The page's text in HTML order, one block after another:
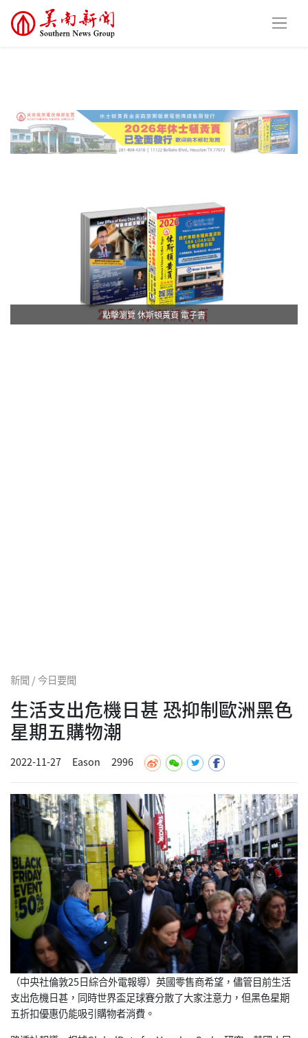
點擊瀏覽 休斯頓黃頁 電子書
新聞 / 今日要聞
生活支出危機日甚 恐抑制歐洲黑色
星期五購物潮
2022-11-27 Eason 2996
（中央社倫敦25日綜合外電報導）英國零售商希望， 儘管目前生活
支出危機日甚，同時世界盃足球賽分散了大家注意力， 但黑色星期
五折扣優惠仍能吸引購物者消費。